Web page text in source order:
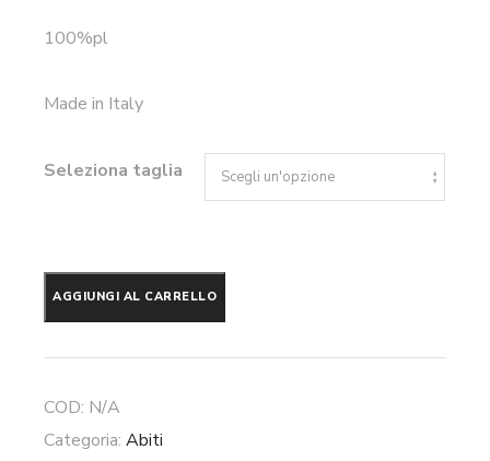
100%pl
Made in Italy
Seleziona taglia
Abito
lungo
bustier
quantità
AGGIUNGI AL CARRELLO
COD: N/A
Categoria:Abiti